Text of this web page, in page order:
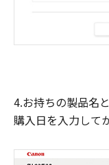
4.お持ちの製品名
購入日を入力して